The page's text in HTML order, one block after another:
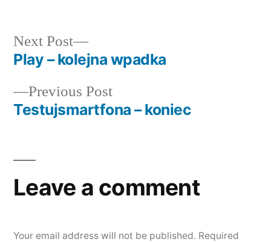
Post
navigation
Previous PostPrevious
post:
Testujsmartfona – koniec
Next Post
Next
post:
Play – kolejna wpadka
Leave a comment
Your email address will not be published. Required